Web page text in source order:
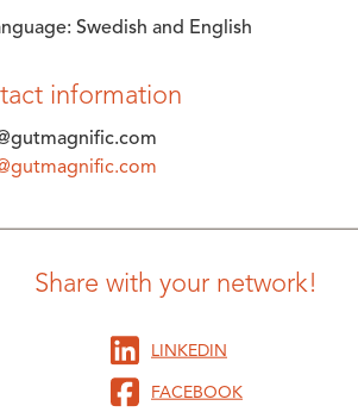
Swedish and English
information
Share with your network!
LINKEDIN
FACEBOOK